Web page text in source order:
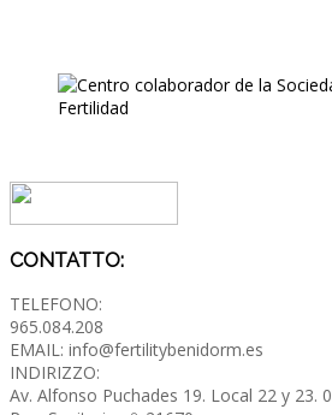
CONTATTO:
TELEFONO:
965.084.208
EMAIL: info@fertilitybenidorm.es
INDIRIZZO:
Av. Alfonso Puchades 19. Local 22 y 23.